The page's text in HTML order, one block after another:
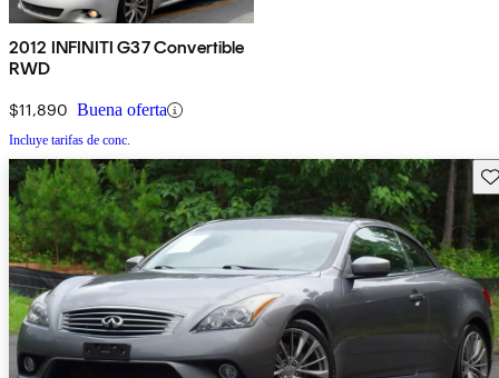
2012 INFINITI G37 Convertible
RWD
$11,890 Buena oferta
Incluye tarifas de conc.